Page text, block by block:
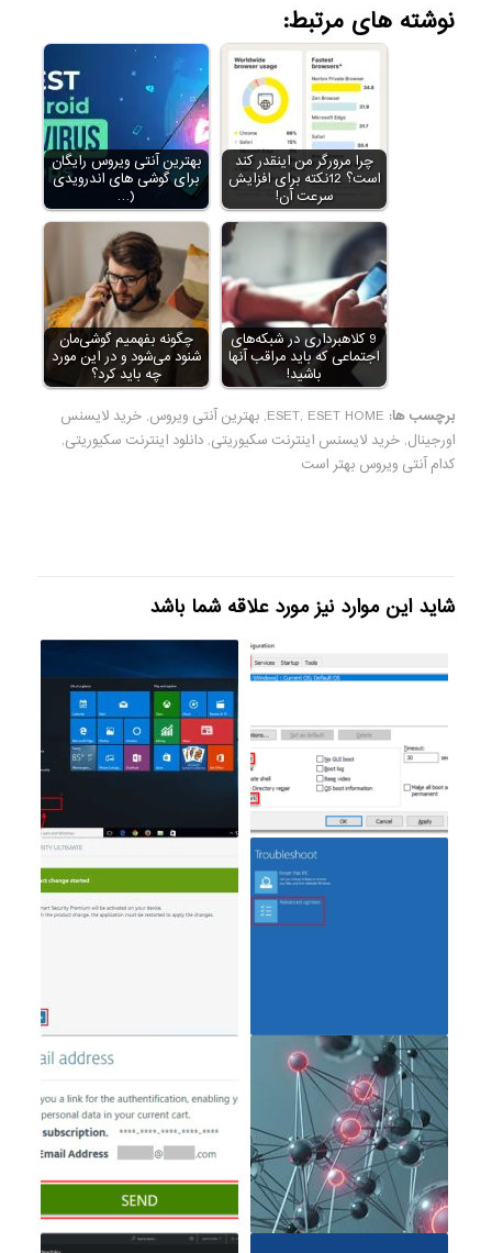
نوشته های مرتبط:
بهترین آنتی ویروس رایگان
برای گوشی های اندرویدی
(…
چرا مرورگر من اینقدر کند
است؟ 12نکته برای افزایش
سرعت آن!
چگونه بفهمیم گوشی‌مان
شنود می‌شود و در این مورد
چه باید کرد؟
9 کلاهبرداری در شبکه‌های
اجتماعی که باید مراقب آنها
باشید!
برچسب ها:
ESET, ESET HOME
, بهترین آنتی ویروس, خرید لایسنس
اورجینال, خرید لایسنس اینترنت سکیوریتی, دانلود اینترنت سکیوریتی,
کدام آنتی ویروس بهتر است
شاید این موارد نیز مورد علاقه شما باشد